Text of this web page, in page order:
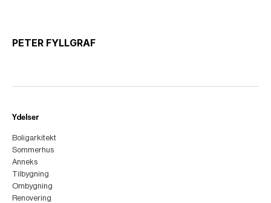
PETER FYLLGRAF
Ydelser
Boligarkitekt
Sommerhus
Anneks
Tilbygning
Ombygning
Renovering